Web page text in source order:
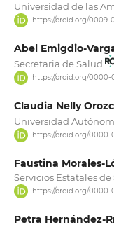
Universidad de las
https://orcid.org/0009-
Abel Emigdio-
Secretaria de Salud
https://orcid.org/0000-
Claudia Nelly
Universidad
https://orcid.org/0000-
Faustina Morales-
Servicios Estatales
https://orcid.org/0000-
Petra Hernández-